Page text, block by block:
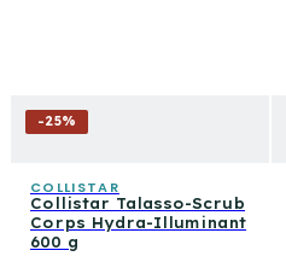
-25%
COLLISTAR
Collistar Talasso-Scrub
Corps Hydra-Illuminant
600 g